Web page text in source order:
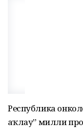
Республика
һаҡлау” милли